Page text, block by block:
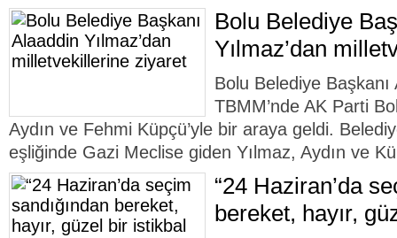
Bolu Belediye
Yılmaz’dan
Bolu Belediye Başkanı
TBMM’nde AK Parti
Aydın ve Fehmi Küpçü’yle bir araya geldi.
eşliğinde Gazi Meclise giden Yılmaz, Aydın ve
“24 Haziran’da
bereket, hayır,